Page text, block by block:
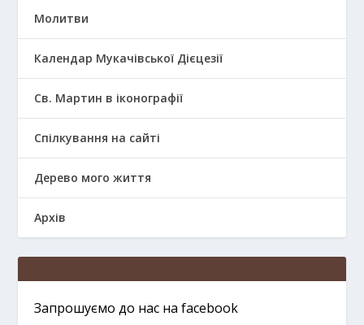
Молитви
Календар Мукачівської Дієцезії
Св. Мартин в іконографії
Спілкування на сайті
Дерево мого життя
Архів
Запрошуємо до нас на facebook